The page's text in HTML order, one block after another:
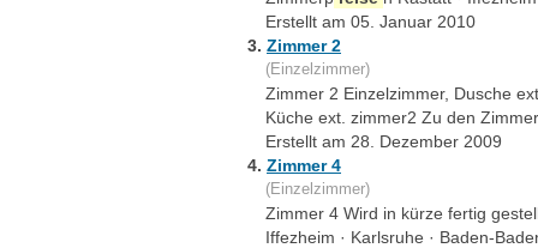
Erstellt am 05. Januar 2010
3. Zimmer 2
(Einzelzimmer)
Zimmer 2 Einzelzimmer, Dusche
Küche ext. zimmer2 Zu den
Erstellt am 28. Dezember 2009
4. Zimmer 4
(Einzelzimmer)
Zimmer 4 Wird in kürze fertig
Iffezheim · Karlsruhe · Baden-